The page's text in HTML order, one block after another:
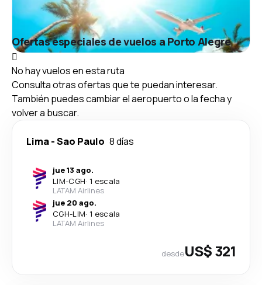
Ofertas especiales de vuelos a Porto Alegre
No hay vuelos en esta ruta
Consulta otras ofertas que te puedan interesar.
También puedes cambiar el aeropuerto o la fecha y
volver a buscar.
Lima-Sao Paulo 8 días
jue 13 ago.
LIM-CGH· 1 escala
LATAM Airlines
jue 20 ago.
CGH-LIM· 1 escala
LATAM Airlines
desdeUS$ 321